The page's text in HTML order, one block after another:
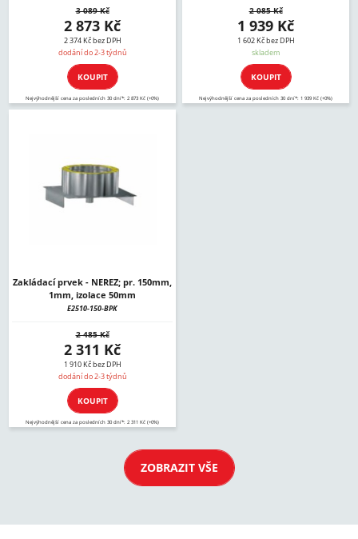
3 089 Kč
2 873 Kč
2 374 Kč bez DPH
dodání do 2-3 týdnů
KOUPIT
Nejvýhodnější cena za posledních 30 dní*: 2 873 Kč (+0%)
2 085 Kč
1 939 Kč
1 602 Kč bez DPH
skladem
KOUPIT
Nejvýhodnější cena za posledních 30 dní*: 1 939 Kč (+0%)
Zakládací prvek - NEREZ; pr. 150mm,
1mm, izolace 50mm
E2510-150-BPK
2 485 Kč
2 311 Kč
1 910 Kč bez DPH
dodání do 2-3 týdnů
KOUPIT
Nejvýhodnější cena za posledních 30 dní*: 2 311 Kč (+0%)
ZOBRAZIT VŠE